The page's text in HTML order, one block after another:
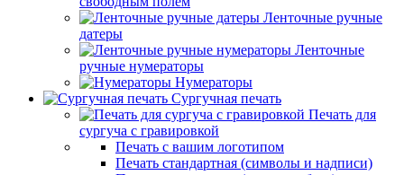
Ленточные ручные
датеры
Ленточные
ручные нумераторы
Нумераторы
Сургучная печать
Печать для
сургуча с гравировкой
Печать с вашим логотипом
Печать стандартная (символы и надписи)